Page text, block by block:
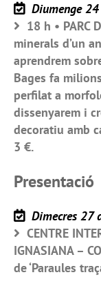
Diumenge
18 h • PARC
minerals d’un
aprendrem
Bages fa
perfilat a
dissenyarem i
decoratiu amb
3 €.
Presentació
Dimecres 27
CENTRE
IGNASIANA –
de ‘Paraules